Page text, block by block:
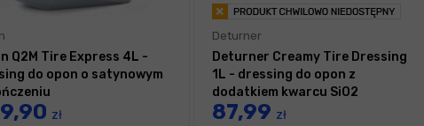
Q2M Tire Express 4L -
do opon o satynowym
zł
Deturner
Deturner Creamy Tire Dressing
1L - dressing do opon z
dodatkiem kwarcu SiO2
87,99 zł